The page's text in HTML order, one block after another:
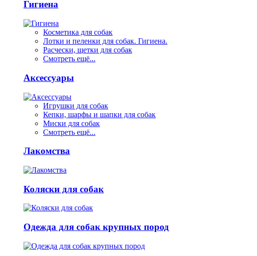
Гигиена
Косметика для собак
Лотки и пеленки для собак. Гигиена.
Расчески, щетки для собак
Смотреть ещё...
Аксессуары
Игрушки для собак
Кепки, шарфы и шапки для собак
Миски для собак
Смотреть ещё...
Лакомства
Коляски для собак
Одежда для собак крупных пород